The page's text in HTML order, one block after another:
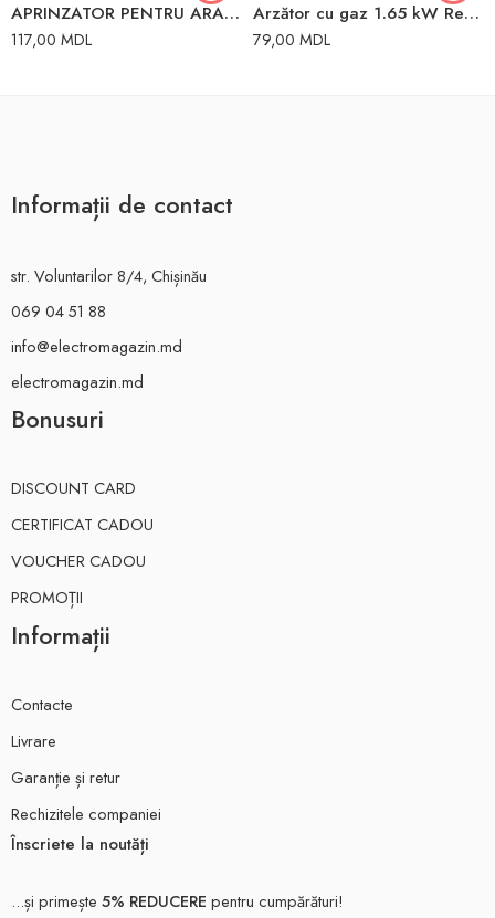
APRINZATOR PENTRU ARAGAZ SPAGE ATOM M-60
117,00 MDL
Arzător cu gaz 1.65 kW Rexant
79,00 MDL
Informații de contact
str. Voluntarilor 8/4, Chișinău
069 04 51 88
info@electromagazin.md
electromagazin.md
Bonusuri
DISCOUNT CARD
CERTIFICAT CADOU
VOUCHER CADOU
PROMOȚII
Informații
Contacte
Livrare
Garanție și retur
Rechizitele companiei
Înscriete la noutăți
...și primește 5% REDUCERE pentru cumpărături!